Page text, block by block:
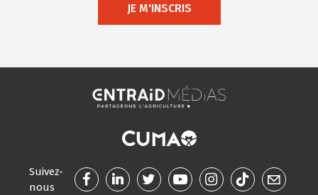
JE M'INSCRIS
Suivez-
nous